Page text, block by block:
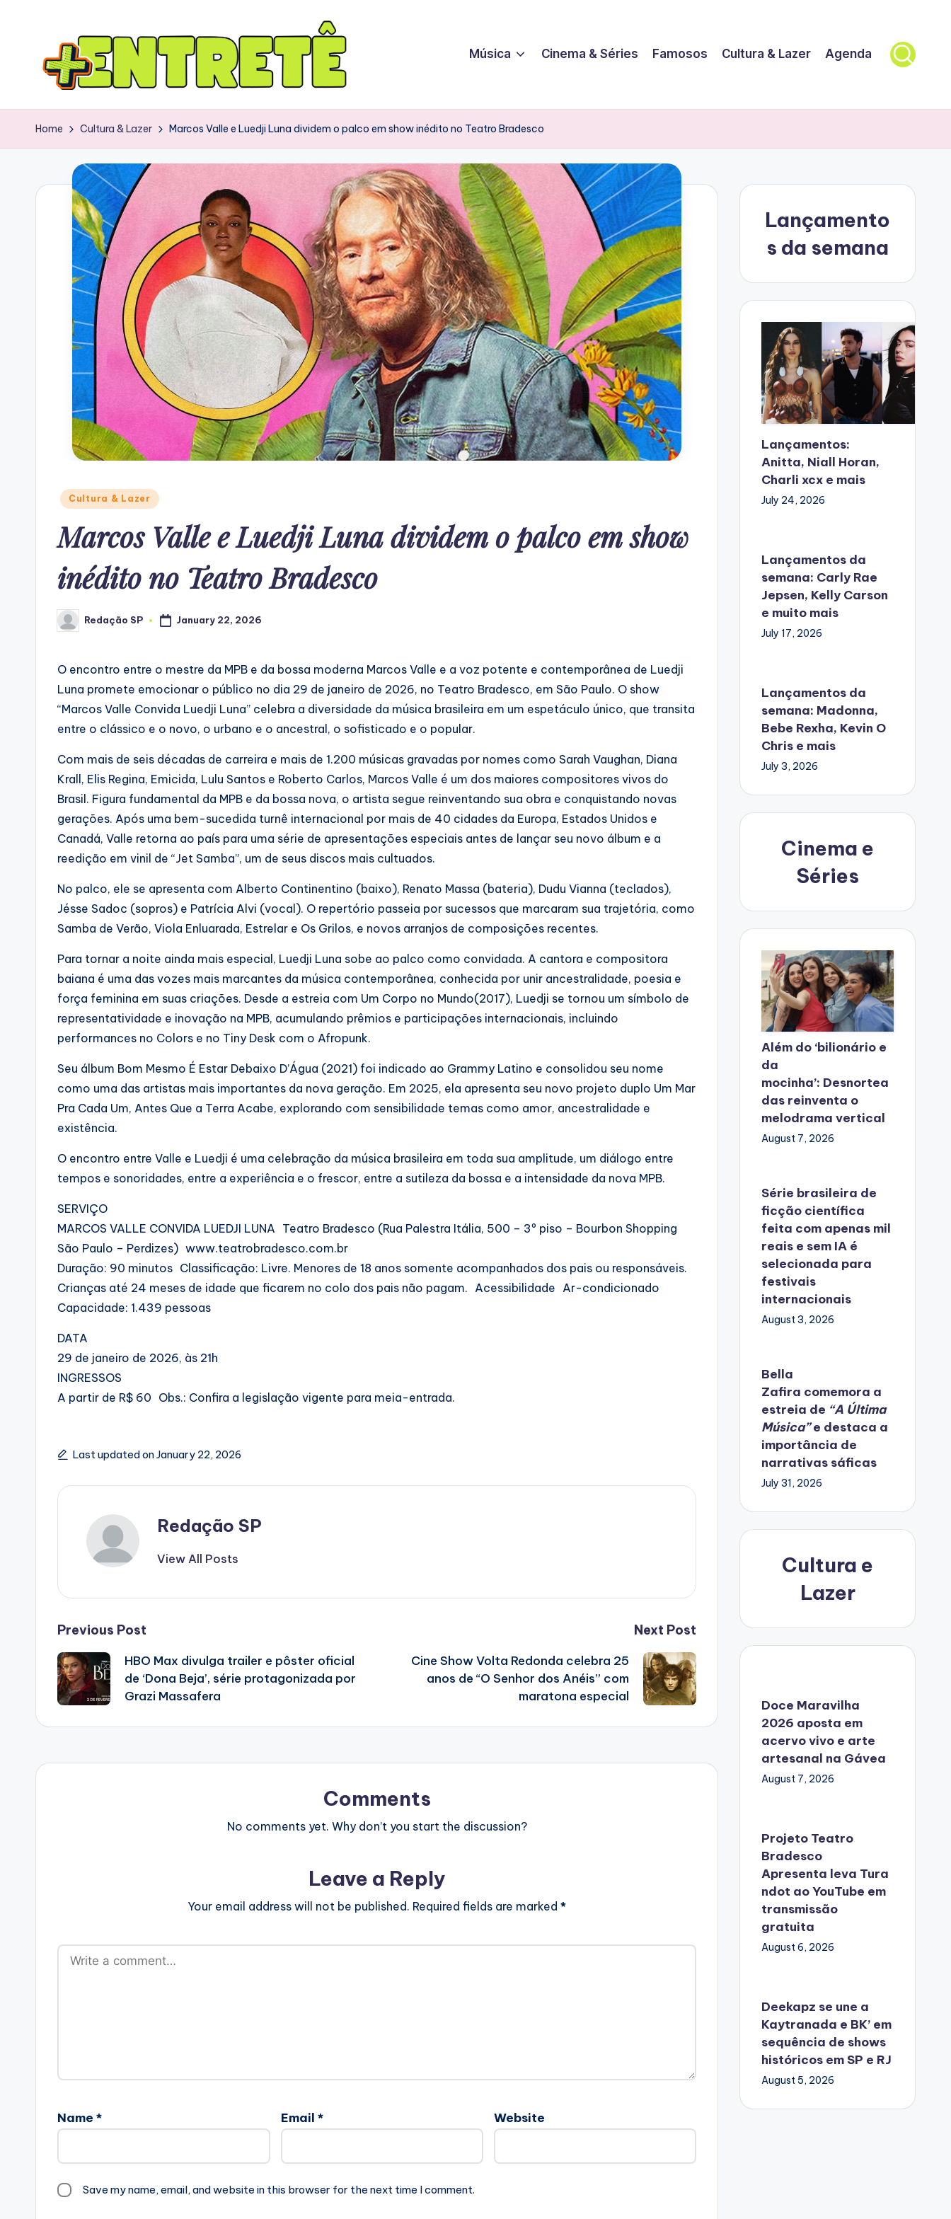
Música Cinema & Séries Famosos Cultura & Lazer Agenda
Home Cultura & Lazer Marcos Valle e Luedji Luna dividem o palco em show inédito no Teatro Bradesco
Posted
Cultura & Lazer
Marcos Valle e Luedji Luna dividem o palco em show
inédito no Teatro Bradesco
Posted
by
Redação SP January 22, 2026
O encontro entre o mestre da MPB e da bossa moderna Marcos Valle e a voz potente e contemporânea de Luedji
Luna promete emocionar o público no dia 29 de janeiro de 2026, no Teatro Bradesco, em São Paulo. O show
“Marcos Valle Convida Luedji Luna” celebra a diversidade da música brasileira em um espetáculo único, que transita
entre o clássico e o novo, o urbano e o ancestral, o sofisticado e o popular.
Com mais de seis décadas de carreira e mais de 1.200 músicas gravadas por nomes como Sarah Vaughan, Diana
Krall, Elis Regina, Emicida, Lulu Santos e Roberto Carlos, Marcos Valle é um dos maiores compositores vivos do
Brasil. Figura fundamental da MPB e da bossa nova, o artista segue reinventando sua obra e conquistando novas
gerações. Após uma bem-sucedida turnê internacional por mais de 40 cidades da Europa, Estados Unidos e
Canadá, Valle retorna ao país para uma série de apresentações especiais antes de lançar seu novo álbum e a
reedição em vinil de “Jet Samba”, um de seus discos mais cultuados.
No palco, ele se apresenta com Alberto Continentino (baixo), Renato Massa (bateria), Dudu Vianna (teclados),
Jésse Sadoc (sopros) e Patrícia Alvi (vocal). O repertório passeia por sucessos que marcaram sua trajetória, como
Samba de Verão, Viola Enluarada, Estrelar e Os Grilos, e novos arranjos de composições recentes.
Para tornar a noite ainda mais especial, Luedji Luna sobe ao palco como convidada. A cantora e compositora
baiana é uma das vozes mais marcantes da música contemporânea, conhecida por unir ancestralidade, poesia e
força feminina em suas criações. Desde a estreia com Um Corpo no Mundo(2017), Luedji se tornou um símbolo de
representatividade e inovação na MPB, acumulando prêmios e participações internacionais, incluindo
performances no Colors e no Tiny Desk com o Afropunk.
Seu álbum Bom Mesmo É Estar Debaixo D’Água (2021) foi indicado ao Grammy Latino e consolidou seu nome
como uma das artistas mais importantes da nova geração. Em 2025, ela apresenta seu novo projeto duplo Um Mar
Pra Cada Um, Antes Que a Terra Acabe, explorando com sensibilidade temas como amor, ancestralidade e
existência.
O encontro entre Valle e Luedji é uma celebração da música brasileira em toda sua amplitude, um diálogo entre
tempos e sonoridades, entre a experiência e o frescor, entre a sutileza da bossa e a intensidade da nova MPB.
SERVIÇO
MARCOS VALLE CONVIDA LUEDJI LUNA Teatro Bradesco (Rua Palestra Itália, 500 – 3º piso – Bourbon Shopping
São Paulo – Perdizes) www.teatrobradesco.com.br
Duração: 90 minutos Classificação: Livre. Menores de 18 anos somente acompanhados dos pais ou responsáveis.
Crianças até 24 meses de idade que ficarem no colo dos pais não pagam. Acessibilidade Ar-condicionado
Capacidade: 1.439 pessoas
DATA
29 de janeiro de 2026, às 21h
INGRESSOS
A partir de R$ 60 Obs.: Confira a legislação vigente para meia-entrada.
Last updated on January 22, 2026
Redação SP
View All Posts
Post
navigation
Previous Post
HBO Max divulga trailer e pôster oficial
de ‘Dona Beja’, série protagonizada por
Grazi Massafera
Next Post
Cine Show Volta Redonda celebra 25
anos de “O Senhor dos Anéis” com
maratona especial
Comments
No comments yet. Why don’t you start the discussion?
Leave a Reply
Your email address will not be published. Required fields are marked*
Name * Email* Website
Save my name, email, and website in this browser for the next time I comment.
Lançamento
s da semana
Lançamentos:
Anitta, Niall Horan,
Charli xcx e mais
July 24, 2026
Lançamentos da
semana: Carly Rae
Jepsen, Kelly Carson
e muito mais
July 17, 2026
Lançamentos da
semana: Madonna,
Bebe Rexha, Kevin O
Chris e mais
July 3, 2026
Cinema e
Séries
Além do ‘bilionário e
da
mocinha’: Desnortea
das reinventa o
melodrama vertical
August 7, 2026
Série brasileira de
ficção científica
feita com apenas mil
reais e sem IA é
selecionada para
festivais
internacionais
August 3, 2026
Bella
Zafira comemora a
estreia de “A Última
Música”e destaca a
importância de
narrativas sáficas
July 31, 2026
Cultura e
Lazer
Doce Maravilha
2026 aposta em
acervo vivo e arte
artesanal na Gávea
August 7, 2026
Projeto Teatro
Bradesco
Apresenta leva Tura
ndot ao YouTube em
transmissão
gratuita
August 6, 2026
Deekapz se une a
Kaytranada e BK’ em
sequência de shows
históricos em SP e RJ
August 5, 2026